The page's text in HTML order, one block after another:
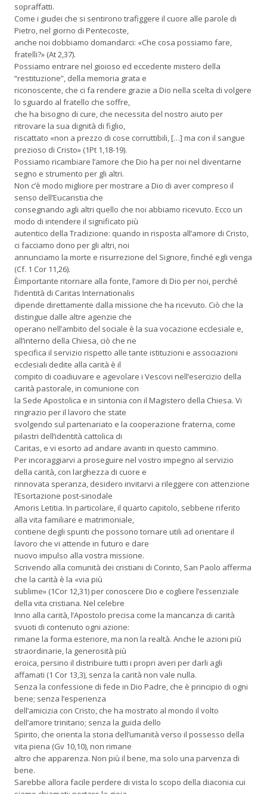
sopraffatti.
Come i giudei che si sentirono trafiggere il cuore alle parole di
Pietro, nel giorno di Pentecoste,
anche noi dobbiamo domandarci: «Che cosa possiamo fare,
fratelli?» (At 2,37).
Possiamo entrare nel gioioso ed eccedente mistero della
“restituzione”, della memoria grata e
riconoscente, che ci fa rendere grazie a Dio nella scelta di volgere
lo sguardo al fratello che soffre,
che ha bisogno di cure, che necessita del nostro aiuto per
ritrovare la sua dignità di figlio,
riscattato «non a prezzo di cose corruttibili, […] ma con il sangue
prezioso di Cristo» (1Pt 1,18-19).
Possiamo ricambiare l’amore che Dio ha per noi nel diventarne
segno e strumento per gli altri.
Non c’è modo migliore per mostrare a Dio di aver compreso il
senso dell’Eucaristia che
consegnando agli altri quello che noi abbiamo ricevuto. Ecco un
modo di intendere il significato più
autentico della Tradizione: quando in risposta all’amore di Cristo,
ci facciamo dono per gli altri, noi
annunciamo la morte e risurrezione del Signore, finché egli venga
(Cf. 1 Cor 11,26).
Èimportante ritornare alla fonte, l’amore di Dio per noi, perché
l’identità di Caritas Internationalis
dipende direttamente dalla missione che ha ricevuto. Ciò che la
distingue dalle altre agenzie che
operano nell’ambito del sociale è la sua vocazione ecclesiale e,
all’interno della Chiesa, ciò che ne
specifica il servizio rispetto alle tante istituzioni e associazioni
ecclesiali dedite alla carità è il
compito di coadiuvare e agevolare i Vescovi nell’esercizio della
carità pastorale, in comunione con
la Sede Apostolica e in sintonia con il Magistero della Chiesa. Vi
ringrazio per il lavoro che state
svolgendo sul partenariato e la cooperazione fraterna, come
pilastri dell’identità cattolica di
Caritas, e vi esorto ad andare avanti in questo cammino.
Per incoraggiarvi a proseguire nel vostro impegno al servizio
della carità, con larghezza di cuore e
rinnovata speranza, desidero invitarvi a rileggere con attenzione
l’Esortazione post-sinodale
Amoris Letitia. In particolare, il quarto capitolo, sebbene riferito
alla vita familiare e matrimoniale,
contiene degli spunti che possono tornare utili ad orientare il
lavoro che vi attende in futuro e dare
nuovo impulso alla vostra missione.
Scrivendo alla comunità dei cristiani di Corinto, San Paolo afferma
che la carità è la «via più
sublime» (1Cor 12,31) per conoscere Dio e cogliere l’essenziale
della vita cristiana. Nel celebre
Inno alla carità, l’Apostolo precisa come la mancanza di carità
svuoti di contenuto ogni azione:
rimane la forma esteriore, ma non la realtà. Anche le azioni più
straordinarie, la generosità più
eroica, persino il distribuire tutti i propri averi per darli agli
affamati (1 Cor 13,3), senza la carità non vale nulla.
Senza la confessione di fede in Dio Padre, che è principio di ogni
bene; senza l’esperienza
dell’amicizia con Cristo, che ha mostrato al mondo il volto
dell’amore trinitario; senza la guida dello
Spirito, che orienta la storia dell’umanità verso il possesso della
vita piena (Gv 10,10), non rimane
altro che apparenza. Non più il bene, ma solo una parvenza di
bene.
Sarebbe allora facile perdere di vista lo scopo della diaconia cui